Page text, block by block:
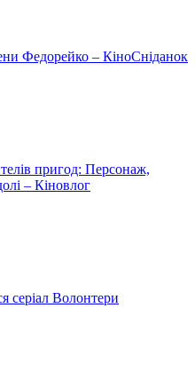
Федорейко – КіноСніданок
пригод: Персонаж,
– Кіновлог
серіал Волонтери